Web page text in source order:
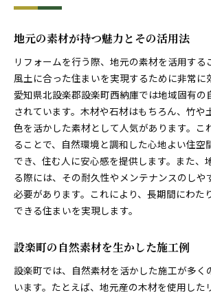
地元の素材が持つ魅力とその活用法
リフォームを行う際、地元の素材を活用する
風土に合った住まいを実現するために非常に
愛知県北設楽郡設楽町西納庫では地域固有の
されています。木材や石材はもちろん、竹や
色を活かした素材として人気があります。こ
ることで、自然環境と調和した心地よい住空
でき、住む人に安心感を提供します。また、
る際には、その耐久性やメンテナンスのしや
必要があります。これにより、長期間にわた
できる住まいを実現します。
設楽町の自然素材を生かした施工例
設楽町では、自然素材を活かした施工が多く
います。たとえば、地元産の木材を使用した